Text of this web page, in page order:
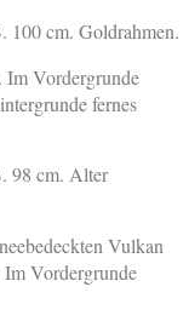
100 cm. Goldrahmen.
. Im Vordergrunde
fernes
98 cm. Alter
Vulkan
Vordergrunde